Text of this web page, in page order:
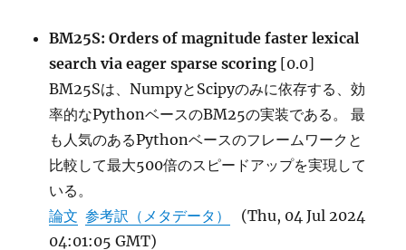
BM25S: Orders of magnitude faster lexical
search via eager sparse scoring [0.0]
BM25Sは、NumpyとScipyのみに依存する、効
率的なPythonベースのBM25の実装である。 最
も人気のあるPythonベースのフレームワークと
比較して最大500倍のスピードアップを実現して
いる。
論文 参考訳（メタデータ）
(Thu, 04 Jul 2024
04:01:05 GMT)